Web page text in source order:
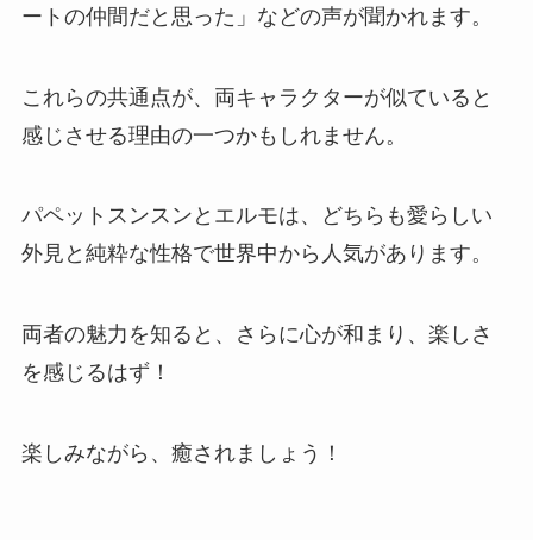
ートの仲間だと思った」などの声が聞かれます。
これらの共通点が、両キャラクターが似ていると
感じさせる理由の一つかもしれません。
パペットスンスンとエルモは、どちらも愛らしい
外見と純粋な性格で世界中から人気があります。
両者の魅力を知ると、さらに心が和まり、楽しさ
を感じるはず！
楽しみながら、癒されましょう！